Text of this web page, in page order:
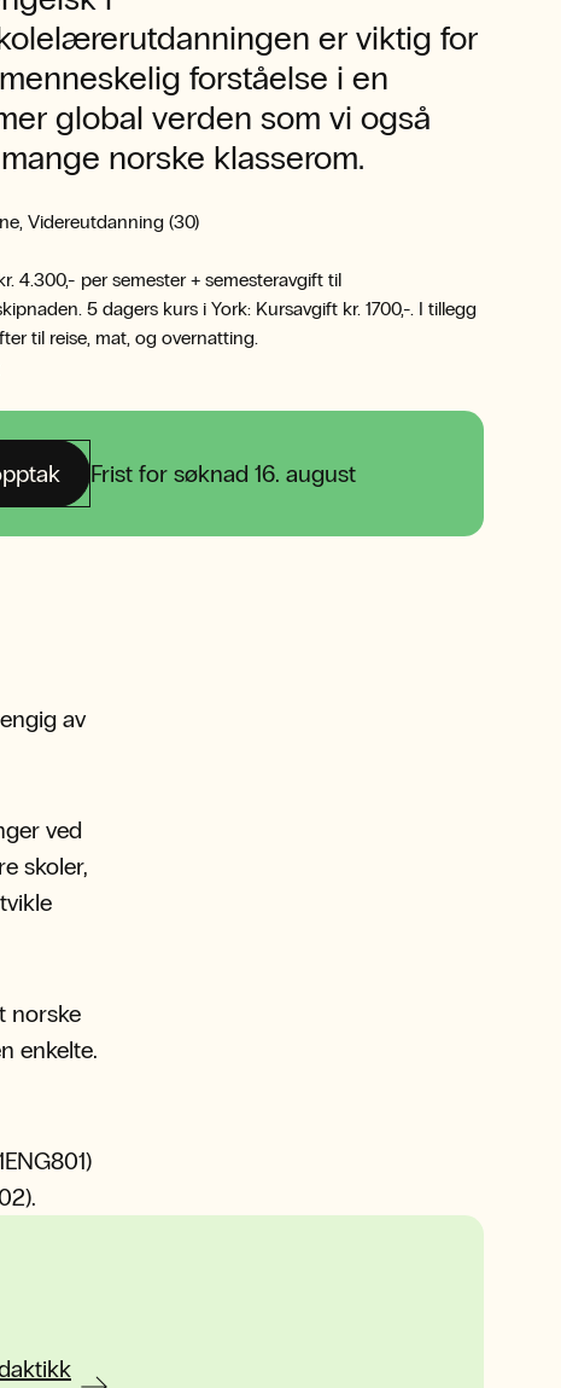
er viktig for
forståelse i en
global verden som vi også
norske klasserom.
Videreutdanning (30)
4.300,- per semester + semesteravgift til
5 dagers kurs i York: Kursavgift kr. 1700,-. I tillegg
til reise, mat, og overnatting.
Frist for søknad 16. august
av
ved
skoler,
norske
enkelte.